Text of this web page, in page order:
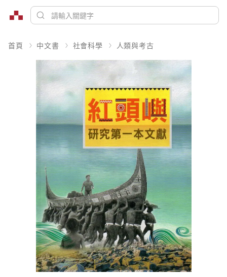
首頁 中文書 社會科學 人類與考古